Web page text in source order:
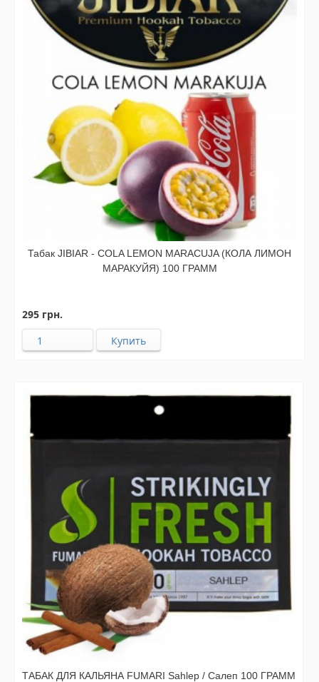
Табак JIBIAR - COLA LEMON MARACUJA (КОЛА ЛИМОН
МАРАКУЙЯ) 100 ГРАММ
295 грн.
ТАБАК ДЛЯ КАЛЬЯНА FUMARI Sahlep / Салеп 100 ГРАММ